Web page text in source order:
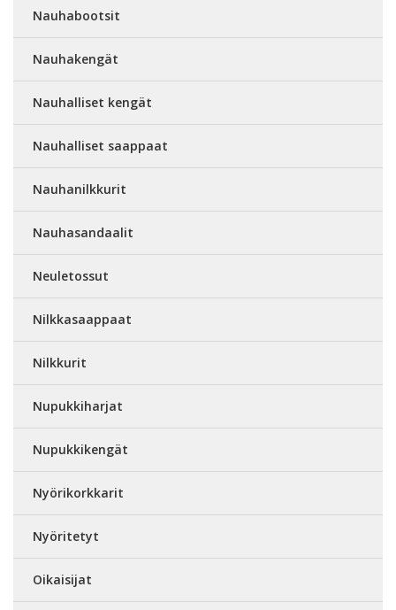
Nauhabootsit
Nauhakengät
Nauhalliset kengät
Nauhalliset saappaat
Nauhanilkkurit
Nauhasandaalit
Neuletossut
Nilkkasaappaat
Nilkkurit
Nupukkiharjat
Nupukkikengät
Nyörikorkkarit
Nyöritetyt
Oikaisijat